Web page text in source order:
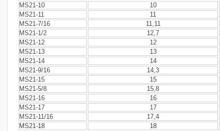
MS21-10
10
MS21-11
11
MS21-7/16
11,11
MS21-1/2
12,7
MS21-12
12
MS21-13
13
MS21-14
14
MS21-9/16
14,3
MS21-15
15
MS21-5/8
15,8
MS21-16
16
MS21-17
17
MS21-11/16
17,4
MS21-18
18